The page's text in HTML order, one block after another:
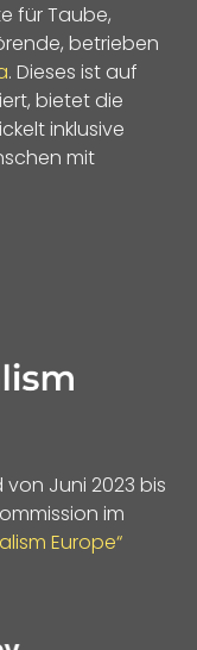
für Taube,
betrieben
. Dieses ist auf
bietet die
inklusive
mit
Juni 2023 bis
im
Europe“